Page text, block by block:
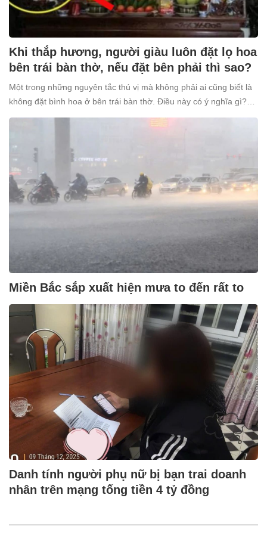
Khi thắp hương, người giàu luôn đặt lọ hoa
bên trái bàn thờ, nếu đặt bên phải thì sao?
Một trong những nguyên tắc thú vị mà không phải ai cũng biết là
không đặt bình hoa ở bên trái bàn thờ. Điều này có ý nghĩa gì?
Tại sao nhiều người giàu lại kiêng kỵ điều này?
Miền Bắc sắp xuất hiện mưa to đến rất to
Danh tính người phụ nữ bị bạn trai doanh
nhân trên mạng tống tiền 4 tỷ đồng